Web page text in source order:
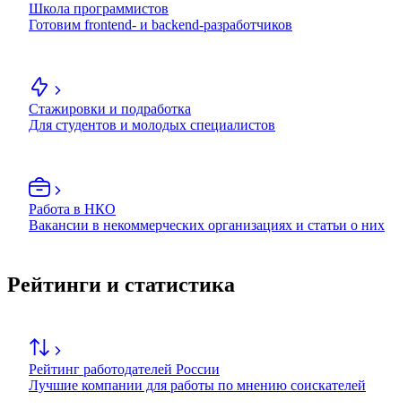
Школа программистов
Готовим frontend- и backend-разработчиков
Стажировки и подработка
Для студентов и молодых специалистов
Работа в НКО
Вакансии в некоммерческих организациях и статьи о них
Рейтинги и статистика
Рейтинг работодателей России
Лучшие компании для работы по мнению соискателей